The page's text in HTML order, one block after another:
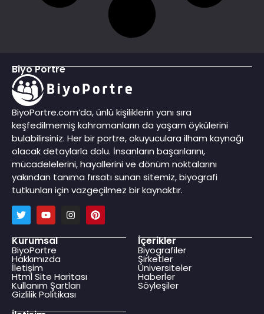
Biyo Portre
BiyoPortre.com’da, ünlü kişiliklerin yanı sıra
keşfedilmemiş kahramanların da yaşam öykülerini
bulabilirsiniz. Her bir portre, okuyuculara ilham kaynağı
olacak detaylarla dolu. İnsanların başarılarını,
mücadelelerini, hayallerini ve dönüm noktalarını
yakından tanıma fırsatı sunan sitemiz, biyografi
tutkunları için vazgeçilmez bir kaynaktır.
Kurumsal
BiyoPortre
Hakkımızda
İletişim
Html Site Haritası
Kullanım Şartları
Gizlilik Politikası
İçerikler
Biyografiler
Şirketler
Üniversiteler
Haberler
Söyleşiler